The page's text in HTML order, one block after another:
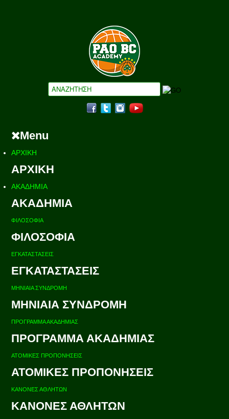
Menu
ΑΡΧΙΚΗ
ΑΡΧΙΚΗ
ΑΚΑΔΗΜΙΑ
ΑΚΑΔΗΜΙΑ
ΦΙΛΟΣΟΦΙΑ
ΦΙΛΟΣΟΦΙΑ
ΕΓΚΑΤΑΣΤΑΣΕΙΣ
ΕΓΚΑΤΑΣΤΑΣΕΙΣ
ΜΗΝΙΑΙΑ ΣΥΝΔΡΟΜΗ
ΜΗΝΙΑΙΑ ΣΥΝΔΡΟΜΗ
ΠΡΟΓΡΑΜΜΑ ΑΚΑΔΗΜΙΑΣ
ΠΡΟΓΡΑΜΜΑ ΑΚΑΔΗΜΙΑΣ
ΑΤΟΜΙΚΕΣ ΠΡΟΠΟΝΗΣΕΙΣ
ΑΤΟΜΙΚΕΣ ΠΡΟΠΟΝΗΣΕΙΣ
ΚΑΝΟΝΕΣ ΑΘΛΗΤΩΝ
ΚΑΝΟΝΕΣ ΑΘΛΗΤΩΝ